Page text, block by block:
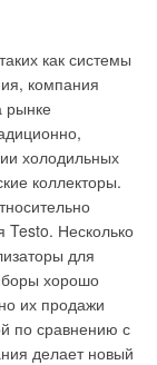
как системы
компания
рынке
холодильных
коллекторы.
Testo. Несколько
для
хорошо
их продажи
по сравнению с
делает новый